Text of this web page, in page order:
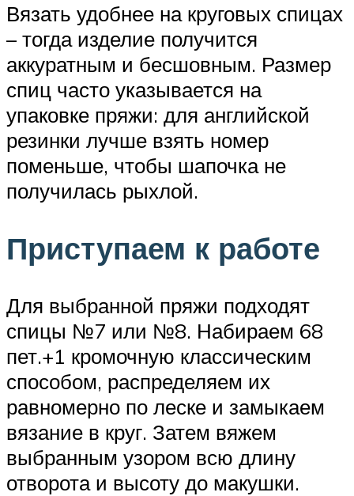
Вязать удобнее на круговых спицах
– тогда изделие получится
аккуратным и бесшовным. Размер
спиц часто указывается на
упаковке пряжи: для английской
резинки лучше взять номер
поменьше, чтобы шапочка не
получилась рыхлой.
Приступаем к работе
Для выбранной пряжи подходят
спицы №7 или №8. Набираем 68
пет.+1 кромочную классическим
способом, распределяем их
равномерно по леске и замыкаем
вязание в круг. Затем вяжем
выбранным узором всю длину
отворота и высоту до макушки.